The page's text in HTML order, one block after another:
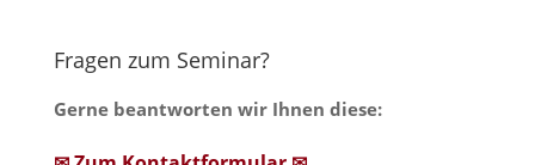
Fragen zum Seminar?
Gerne beantworten wir Ihnen diese: